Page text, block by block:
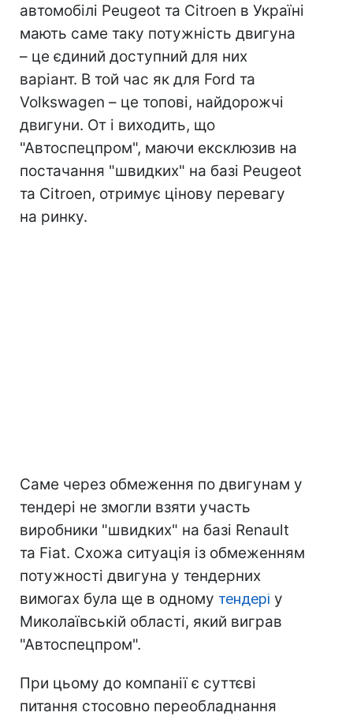
автомобілі Peugeot та Citroen в Україні
мають саме таку потужність двигуна
– це єдиний доступний для них
варіант. В той час як для Ford та
Volkswagen – це топові, найдорожчі
двигуни. От і виходить, що
"Автоспецпром", маючи ексклюзив на
постачання "швидких" на базі Peugeot
та Citroen, отримує цінову перевагу
на ринку.
Саме через обмеження по двигунам у
тендері не змогли взяти участь
виробники "швидких" на базі Renault
та Fiat. Схожа ситуація із обмеженням
потужності двигуна у тендерних
вимогах була ще в одному тендері у
Миколаївській області, який виграв
"Автоспецпром".
При цьому до компанії є суттєві
питання стосовно переобладнання